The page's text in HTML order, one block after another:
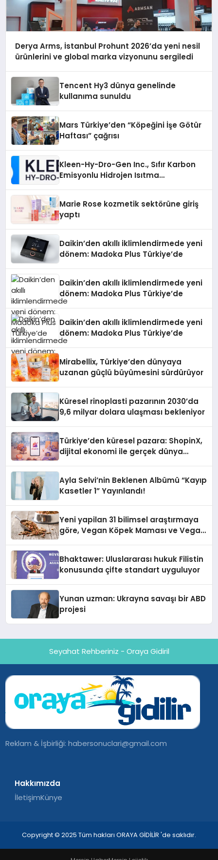
Derya Arms, İstanbul Prohunt 2026’da yeni nesil
ürünlerini ve global marka vizyonunu sergiledi
Tencent Hy3 dünya genelinde
kullanıma sunuldu
Mars Türkiye’den “Köpeğini İşe Götür
Haftası” çağrısı
Kleen-Hy-Dro-Gen Inc., Sıfır Karbon
Emisyonlu Hidrojen Isıtma
Marie Rose kozmetik sektörüne giriş
yaptı
Daikin’den akıllı iklimlendirmede yeni
dönem: Madoka Plus Türkiye’de
Daikin’den akıllı iklimlendirmede yeni
dönem: Madoka Plus Türkiye’de
Daikin’den akıllı iklimlendirmede yeni
dönem: Madoka Plus Türkiye’de
Mirabellix, Türkiye’den dünyaya
uzanan güçlü büyümesini sürdürüyor
Küresel rinoplasti pazarının 2030’da
9,6 milyar dolara ulaşması bekleniyor
Türkiye’den küresel pazara: ShopinX,
dijital ekonomi ile gerçek dünya
Ayla Selvi’nin Beklenen Albümü “Kayıp
Kasetler 1” Yayınlandı!
Yeni yapilan 31 bilimsel araştırmaya
göre, Vegan Köpek Maması ve Vegan
Bhaktawer: Uluslararası hukuk Filistin
konusunda çifte standart uyguluyor
Yunan uzman: Ukrayna savaşı bir ABD
projesi
Seyahat Rehberiniz - Oraya Gidiril
Reklam & İşbirliği:habersonuclari@gmail.com
Hakkımızda
İletişimKünye
Copyright © 2025 Tüm hakları ORAYA GİDİLİR 'de saklıdır.